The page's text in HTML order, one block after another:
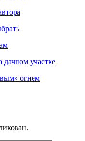
дачном участке
огнем